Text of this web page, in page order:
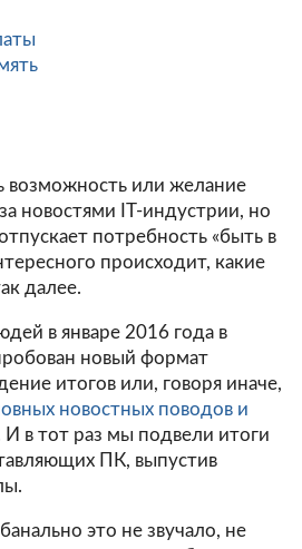
возможность или желание
новостями IT-индустрии, но
потребность «быть в
происходит, какие
далее.
в январе 2016 года в
новый формат
итогов или, говоря иначе,
новостных поводов и
И в тот раз мы подвели итоги
ПК, выпустив
это не звучало, не